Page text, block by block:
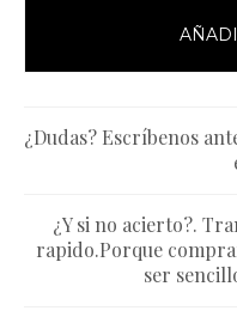
¿Dudas? Escríbenos
¿Y si no acierto?.
rapido.Porque
ser